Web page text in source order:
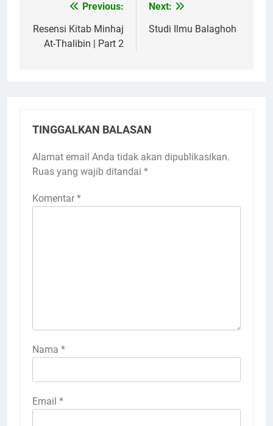
Navigasi
pos
Previous:
Resensi Kitab Minhaj
At-Thalibin | Part 2
Next:
Studi Ilmu Balaghoh
TINGGALKAN BALASAN
Alamat email Anda tidak akan dipublikasikan.
Ruas yang wajib ditandai *
Komentar *
Nama *
Email *